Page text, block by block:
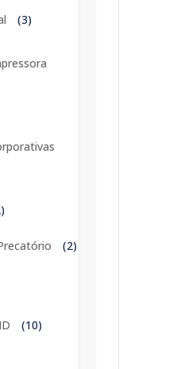
(3)
(2)
(10)